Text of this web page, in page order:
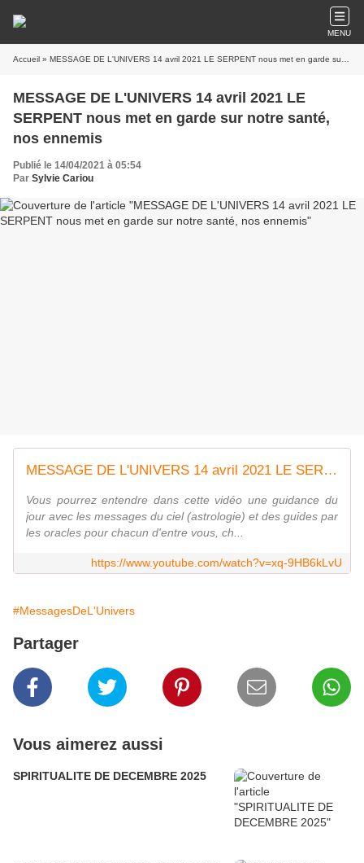
MENU
Accueil » MESSAGE DE L'UNIVERS 14 avril 2021 LE SERPENT nous met en garde sur notre santé, nos ennemis
MESSAGE DE L'UNIVERS 14 avril 2021 LE
SERPENT nous met en garde sur notre santé,
nos ennemis
Publié le 14/04/2021 à 05:54
Par Sylvie Cariou
MESSAGE DE L'UNIVERS 14 avril 2021 LE SERPENT nous met en garde sur notre santé, nos ennemis
Vous pourrez entendre dans cette vidéo une guidance du
jour avec les messages du ciel (astrologie) et des guides par
les oracles pour chacun d'entre vous, ch...
https://www.youtube.com/watch?v=xq-9HB6kLvU
#MessagesDeL'Univers
Partager
Vous aimerez aussi
SPIRITUALITE DE DECEMBRE 2025